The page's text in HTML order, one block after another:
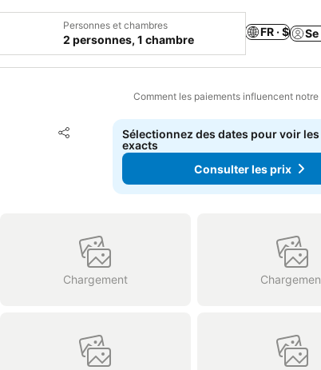
Personnes et chambres
2 personnes, 1 chambre
FR · $
Comment les paiements influencent
Partager
Ajouter à mes favoris
Sélectionnez des dates pour voir
exacts
Consulter les prix
Chargement